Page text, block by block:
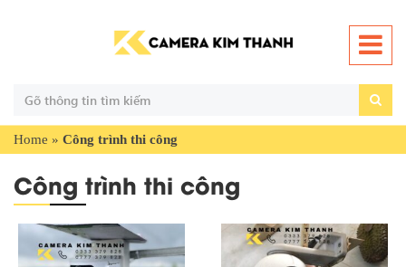
Home » Công trình thi công
Công trình thi công